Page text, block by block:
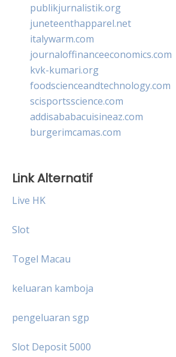
publikjurnalistik.org
juneteenthapparel.net
italywarm.com
journaloffinanceeconomics.com
kvk-kumari.org
foodscienceandtechnology.com
scisportsscience.com
addisababacuisineaz.com
burgerimcamas.com
Link Alternatif
Live HK
Slot
Togel Macau
keluaran kamboja
pengeluaran sgp
Slot Deposit 5000